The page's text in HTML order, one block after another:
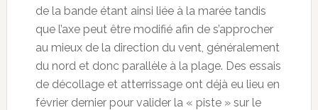
de la bande étant ainsi liée à la marée tandis
que l’axe peut être modifié afin de s’approcher
au mieux de la direction du vent, généralement
du nord et donc parallèle à la plage. Des essais
de décollage et atterrissage ont déjà eu lieu en
février dernier pour valider la « piste » sur le